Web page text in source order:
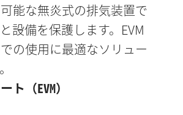
能な無炎式の排気装置で
設備を保護します。EVM
の使用に最適なソリュー
ト（EVM）